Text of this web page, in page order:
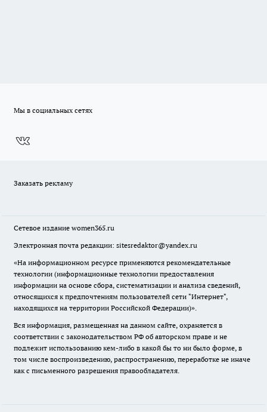
Мы в социальных сетях
Заказать рекламу
Сетевое издание women365.ru
Электронная почта редакции: sitesredaktor@yandex.ru
«На информационном ресурсе применяются рекомендательные
технологии (информационные технологии предоставления
информации на основе сбора, систематизации и анализа сведений,
относящихся к предпочтениям пользователей сети "Интернет",
находящихся на территории Российской Федерации)».
Вся информация, размещенная на данном сайте, охраняется в
соответствии с законодательством РФ об авторском праве и не
подлежит использованию кем-либо в какой бы то ни было форме, в
том числе воспроизведению, распространению, переработке не иначе
как с письменного разрешения правообладателя.